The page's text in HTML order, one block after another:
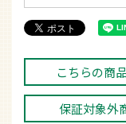
こちらの商
保証対象外